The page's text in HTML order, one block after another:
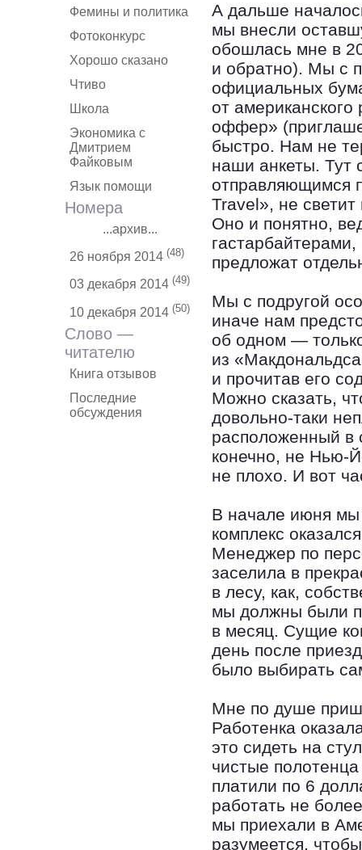
Фемины и политика
Фотоконкурс
Хорошо сказано
Чтиво
Школа
Экономика с
Дмитрием
Файковым
Язык помощи
Номера
...архив...
26 ноября 2014 (48)
03 декабря 2014 (49)
10 декабря 2014 (50)
Слово —
читателю
Книга отзывов
Последние
обсуждения
А дальше
мы внесли
обошлась мне в
и обратно). Мы с
официальных
от
оффер»
быстро. Нам не
наши анкеты. Тут
отправляющимся
Travel», не
Оно и понятно,
предложат
Мы с подругой
иначе нам
об одном —
из
и прочитав его
Можно сказать,
довольно-таки
расположенный в
конечно, не Нью-
не плохо. И вот
В начале июня мы
комплекс
Менеджер по
заселила в
в лесу, как,
мы должны были
в месяц. Сущие
день после
было выбирать
Мне по душе
Работенка
это сидеть на
чистые
платили по 6
работать не
мы приехали в
разумеется,